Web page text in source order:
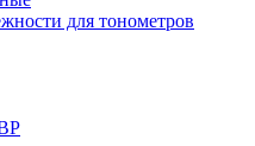
для тонометров